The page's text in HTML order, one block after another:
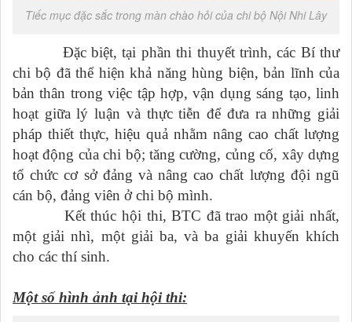
Tiếc mục đặc sắc trong màn chào hỏi của chi bộ Nội Nhi Lây
Đặc biệt, tại phần thi thuyết trình, các Bí thư
chi bộ đã thể hiện khả năng hùng biện, bản lĩnh của
bản thân trong việc tập hợp, vận dụng sáng tạo, linh
hoạt giữa lý luận và thực tiễn để đưa ra những giải
pháp thiết thực, hiệu quả nhằm nâng cao chất lượng
hoạt động của chi bộ; tăng cường, củng cố, xây dựng
tổ chức cơ sở đảng và nâng cao chất lượng đội ngũ
cán bộ, đảng viên ở chi bộ mình.
Kết thúc hội thi, BTC đã trao một giải nhất,
một giải nhì, một giải ba, và ba giải khuyến khích
cho các thí sinh.
Một số hình ảnh tại hội thi: